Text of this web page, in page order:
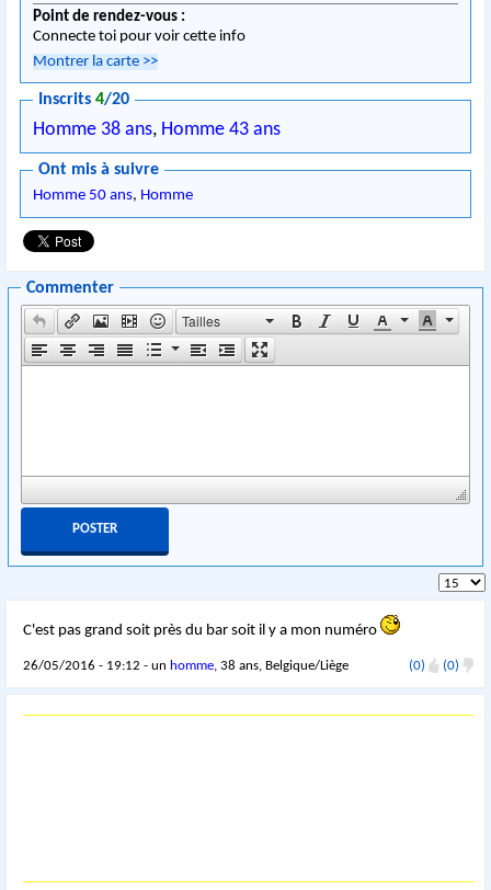
Point de rendez-vous :
Connecte toi pour voir cette info
Montrer la carte >>
Inscrits4/20
Homme 38 ans, Homme 43 ans
Ont mis à suivre
Homme 50 ans, Homme
Commenter
Tailles
C'est pas grand soit près du bar soit il y a mon numéro
26/05/2016 - 19:12 - un homme, 38 ans, Belgique/Liège (0) (0)